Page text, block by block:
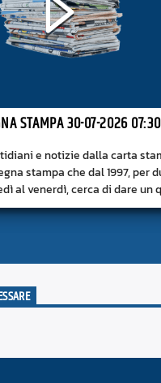
STAMPA 30-07-2026 07:30
e notizie dalla carta
stampa che dal 1997, per
al venerdì, cerca di dare un
notizie del giorno, senza